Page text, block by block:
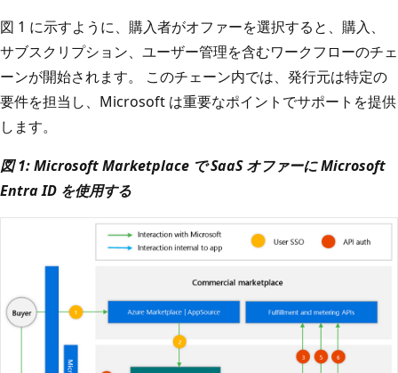
図 1 に示すように、購入者がオファーを選択すると、購入、
サブスクリプション、ユーザー管理を含むワークフローのチェ
ーンが開始されます。 このチェーン内では、発行元は特定の
要件を担当し、Microsoft は重要なポイントでサポートを提供
します。
図 1: Microsoft Marketplace で SaaS オファーに Microsoft
Entra ID を使用する